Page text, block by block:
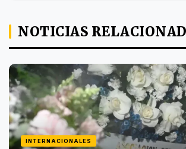
NOTICIAS
INTERNACIONALES